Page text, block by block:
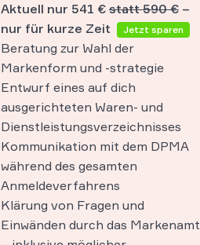
Aktuell nur 541 € statt 590 € –
nur für kurze Zeit
Jetzt sparen
Beratung zur Wahl der
Markenform und -strategie
Entwurf eines auf dich
ausgerichteten Waren- und
Dienstleistungsverzeichnisses
Kommunikation mit dem DPMA
während des gesamten
Anmeldeverfahrens
Klärung von Fragen und
Einwänden durch das Markenamt